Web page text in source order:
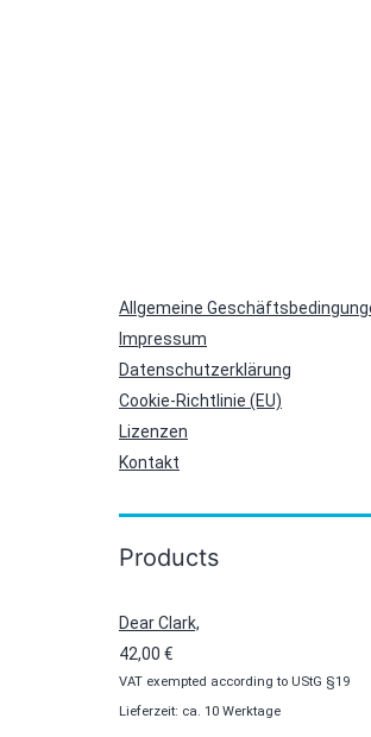
Allgemeine
Impressum
Datenschutzerklärung
Cookie-Richtlinie (EU)
Lizenzen
Kontakt
Products
Dear Clark,
42,00 €
VAT exempted according to UStG §19
Lieferzeit: ca. 10 Werktage